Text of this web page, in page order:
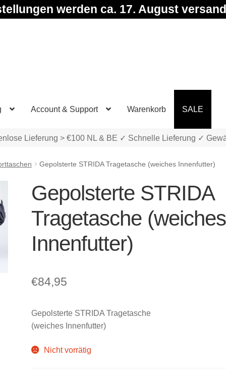
werden ca. 17. August
Account & Support Warenkorb SALE
Lieferung > €100 NL & BE ✓ Schnelle Lieferung ✓
Gepolsterte STRIDA Tragetasche (weiches Innenfutter)
Gepolsterte STRIDA
Tragetasche (weiches
Innenfutter)
€84,95
Gepolsterte STRIDA Tragetasche
(weiches Innenfutter)
Nicht vorrätig